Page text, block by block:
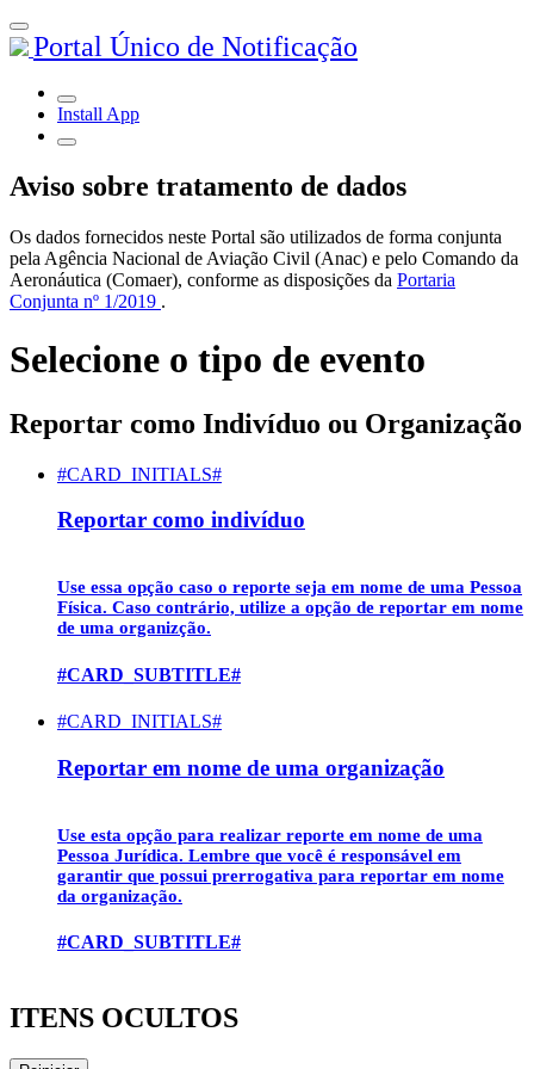
Portal Único de Notificação
Install App
Aviso sobre tratamento de dados
Os dados fornecidos neste Portal são utilizados de forma conjunta
pela Agência Nacional de Aviação Civil (Anac) e pelo Comando da
Aeronáutica (Comaer), conforme as disposições da Portaria
Conjunta nº 1/2019 .
Selecione o tipo de evento
Reportar como Indivíduo ou Organização
#CARD_INITIALS#
Reportar como indivíduo
Use essa opção caso o reporte seja em nome de uma Pessoa
Física. Caso contrário, utilize a opção de reportar em nome
de uma organizção.
#CARD_SUBTITLE#
#CARD_INITIALS#
Reportar em nome de uma organização
Use esta opção para realizar reporte em nome de uma
Pessoa Jurídica. Lembre que você é responsável em
garantir que possui prerrogativa para reportar em nome
da organização.
#CARD_SUBTITLE#
ITENS OCULTOS